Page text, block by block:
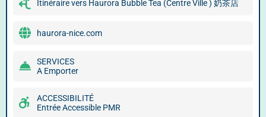
Itinéraire vers Haurora Bubble Tea (Centre Ville ) 奶茶店
haurora-nice.com
SERVICES
A Emporter
ACCESSIBILITÉ
Entrée Accessible PMR